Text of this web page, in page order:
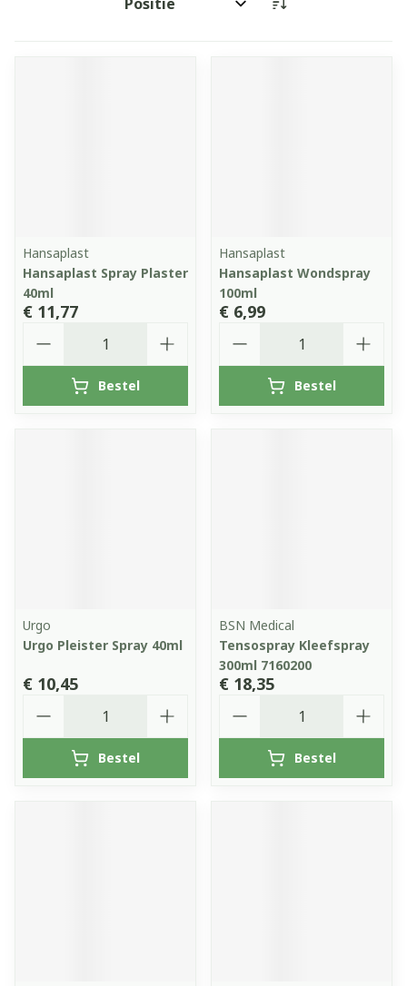
Sorteer op:
Hansaplast
Hansaplast Spray Plaster
40ml
€ 11,77
Bestel
Hansaplast
Hansaplast Wondspray
100ml
€ 6,99
Bestel
Urgo
Urgo Pleister Spray 40ml
€ 10,45
Bestel
BSN Medical
Tensospray Kleefspray
300ml 7160200
€ 18,35
Bestel